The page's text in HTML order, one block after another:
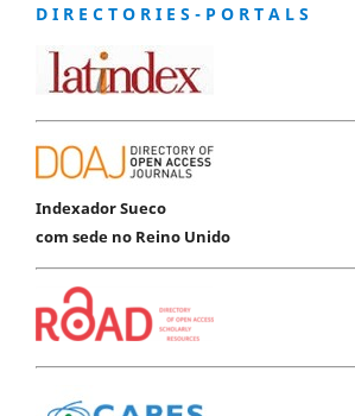
D I R E C T O R I E S - P O R T A L S
Indexador Sueco
com sede no Reino Unido